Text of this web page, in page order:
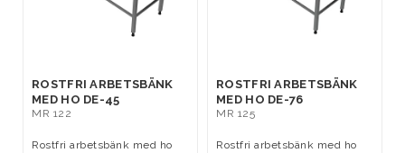
ROSTFRI ARBETSBÄNK
MED HO DE-45
MR 122
Rostfri arbetsbänk med ho
ROSTFRI ARBETSBÄNK
MED HO DE-76
MR 125
Rostfri arbetsbänk med ho